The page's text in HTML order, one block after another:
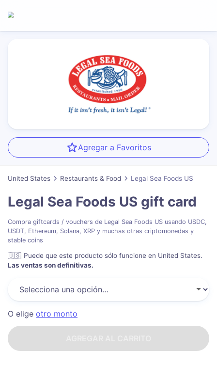
Agregar a Favoritos
United States Restaurants & Food Legal Sea Foods US
Legal Sea Foods US gift card
Compra giftcards / vouchers de Legal Sea Foods US usando USDC,
USDT, Ethereum, Solana, XRP y muchas otras criptomonedas y
stable coins
🇺🇸 Puede que este producto sólo funcione en United States.
Las ventas son definitivas.
O elige otro monto